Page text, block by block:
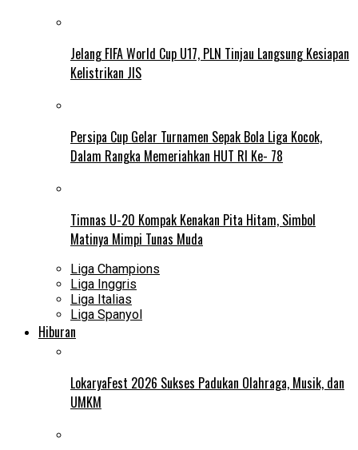
Jelang FIFA World Cup U17, PLN Tinjau Langsung Kesiapan
Kelistrikan JIS
Persipa Cup Gelar Turnamen Sepak Bola Liga Kocok,
Dalam Rangka Memeriahkan HUT RI Ke- 78
Timnas U-20 Kompak Kenakan Pita Hitam, Simbol
Matinya Mimpi Tunas Muda
Liga Champions
Liga Inggris
Liga Italias
Liga Spanyol
Hiburan
LokaryaFest 2026 Sukses Padukan Olahraga, Musik, dan
UMKM